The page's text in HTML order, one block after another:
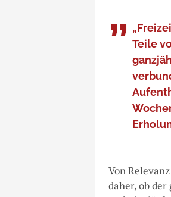
Teile
Von
daher, ob